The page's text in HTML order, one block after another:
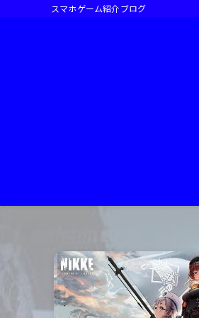
スマホゲーム紹介ブログ